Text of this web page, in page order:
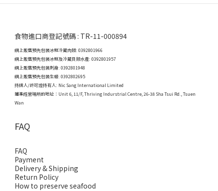
食物進口商登記號碼 : TR-11-000894
網上販售預先包裝冰鮮冷藏肉類: 0392801966
網上販售預先包裝冰鮮及冷藏貝類水產: 0392801957
網上販售預先包裝刺身: 0392801948
網上販售預先包裝生蠔: 0392802695
持牌人/許可證持有人: Nic Sang International Limited
獲準經營場所的地址： Unit 6, 11/F, Thriving Indurstrial Centre, 26-38 Sha Tsui Rd., Tsuen
Wan
FAQ
FAQ
Payment
Delivery & Shipping
Return Policy
How to preserve seafood